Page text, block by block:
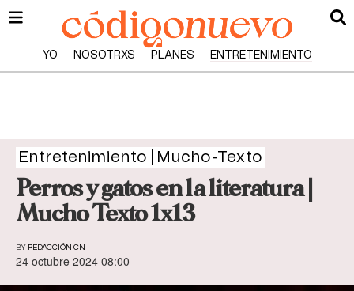
YO NOSOTRXS PLANES ENTRETENIMIENTO
Entretenimiento Mucho-Texto
Perros y gatos en la literatura |
Mucho Texto 1x13
BY REDACCIÓN CN
24 octubre 2024 08:00